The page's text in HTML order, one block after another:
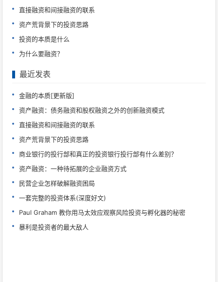
直接融资和间接融资的联系
资产荒背景下的投资思路
投资的本质是什么
为什么要融资？
最近发表
金融的本质[更新版]
资产融资：债务融资和股权融资之外的创新融资模式
直接融资和间接融资的联系
资产荒背景下的投资思路
商业银行的投行部和真正的投资银行投行部有什么差别？
资产融资：一种待拓展的企业融资方式
民营企业怎样破解融资困局
一套完整的投资体系(深度好文)
Paul Graham 教你用马太效应观察风险投资与孵化器的秘密
暴利是投资者的最大敌人